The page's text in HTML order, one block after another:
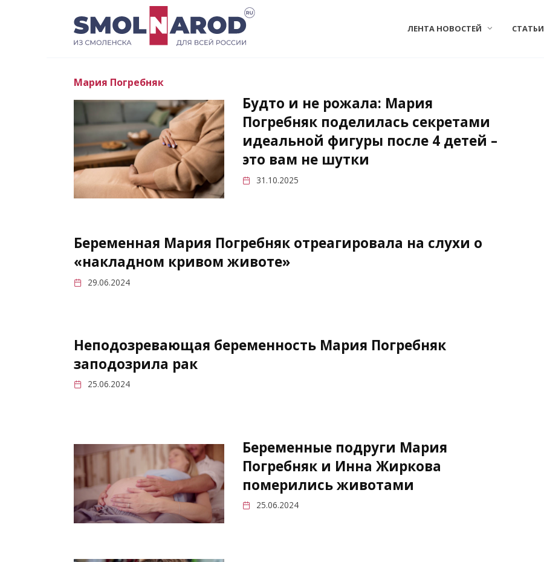
ЛЕНТА НОВОСТЕЙ СТАТЬИ
Мария Погребняк
Будто и не рожала: Мария
Погребняк поделилась секретами
идеальной фигуры после 4 детей –
это вам не шутки
31.10.2025
Беременная Мария Погребняк отреагировала на слухи о
«накладном кривом животе»
29.06.2024
Неподозревающая беременность Мария Погребняк
заподозрила рак
25.06.2024
Беременные подруги Мария
Погребняк и Инна Жиркова
померились животами
25.06.2024